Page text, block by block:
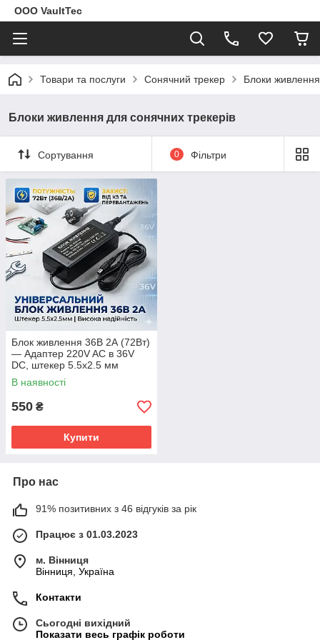
ООО VaultTec
Товари та послуги Сонячний трекер Блоки
Блоки живлення для сонячних трекерів
Сортування 0 Фільтри
Блок живлення 36В 2А (72Вт)
— Адаптер 220V AC в 36V
DC, штекер 5.5х2.5 мм
В наявності
550 ₴
Купити
Про нас
91% позитивних з 46 відгуків за рік
Працює з 01.03.2023
м. Вінниця
Вінниця, Україна
Контакти
Сьогодні вихідний
Показати весь графік роботи